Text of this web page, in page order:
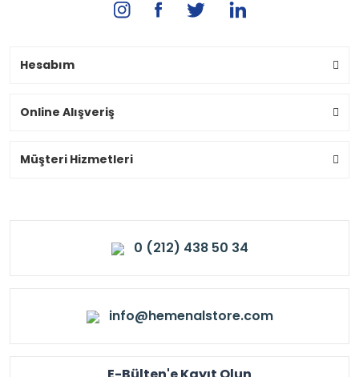
Hesabım
Online Alışveriş
Müşteri Hizmetleri
0 (212) 438 50 34
info@hemenalstore.com